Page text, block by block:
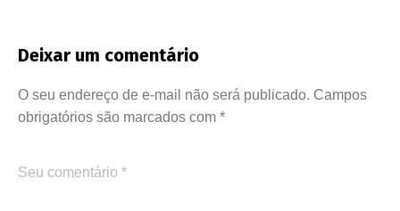
Deixar um comentário
O seu endereço de e-mail não será publicado. Campos
obrigatórios são marcados com *